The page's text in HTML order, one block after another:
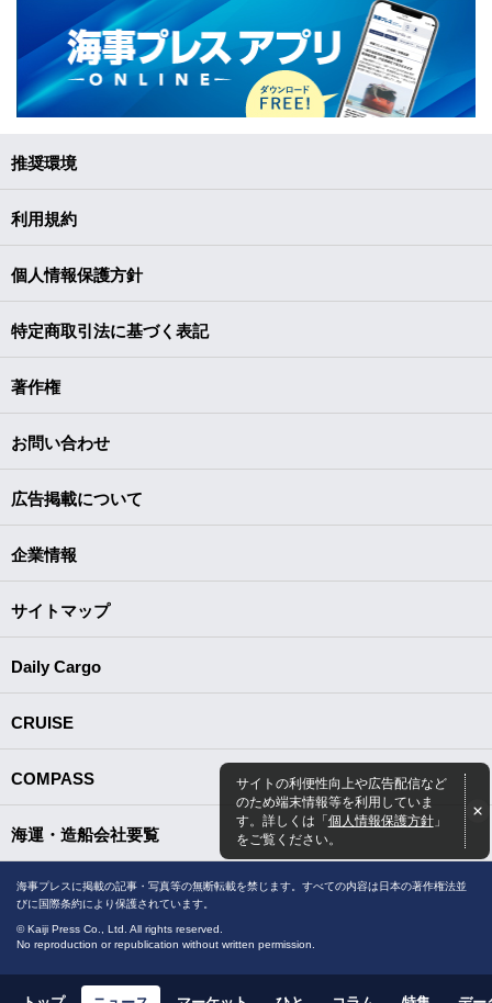
サイトの利便性向上や広告配信など
のため端末情報等を利用していま
す。詳しくは「個人情報保護方針」
をご覧ください。
推奨環境
利用規約
個人情報保護方針
特定商取引法に基づく表記
著作権
お問い合わせ
広告掲載について
企業情報
サイトマップ
Daily Cargo
CRUISE
COMPASS
海運・造船会社要覧
海事プレスに掲載の記事・写真等の無断転載を禁じます。すべての内容は日本の著作権法並
びに国際条約により保護されています。
© Kaiji Press Co., Ltd. All rights reserved.
No reproduction or republication without written permission.